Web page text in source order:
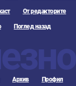
От редакторите
Поглед назад
Архив Профил